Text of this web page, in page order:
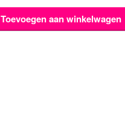
Toevoegen aan winkelwagen